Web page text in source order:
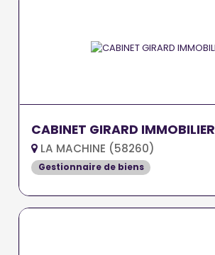
CABINET GIRARD IMMOBILIER
LA MACHINE (58260)
Gestionnaire de biens